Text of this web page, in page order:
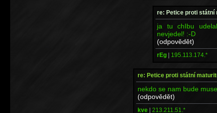
re: Petice proti státní
ja tu chIbu
nevjedel! :-D
(odpovědět)
rEg | 195.113.174.*
re: Petice proti státní
nekdo se nam bude
(odpovědět)
kve | 213.211.51.*